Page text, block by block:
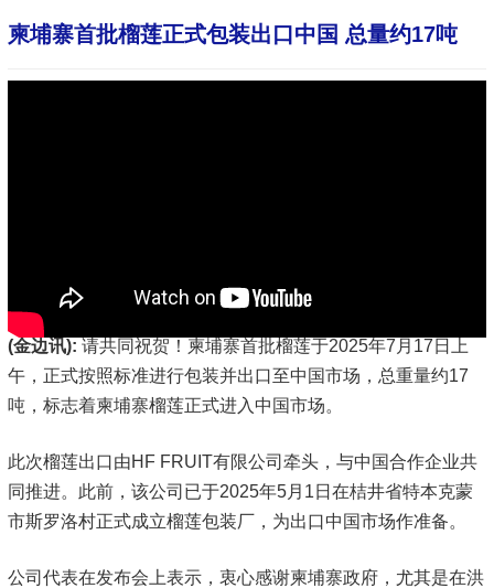
柬埔寨首批榴莲正式包装出口中国 总量约17吨
(金边讯): 请共同祝贺！柬埔寨首批榴莲于2025年7月17日上
午，正式按照标准进行包装并出口至中国市场，总重量约17
吨，标志着柬埔寨榴莲正式进入中国市场。
此次榴莲出口由HF FRUIT有限公司牵头，与中国合作企业共
同推进。此前，该公司已于2025年5月1日在桔井省特本克蒙
市斯罗洛村正式成立榴莲包装厂，为出口中国市场作准备。
公司代表在发布会上表示，衷心感谢柬埔寨政府，尤其是在洪